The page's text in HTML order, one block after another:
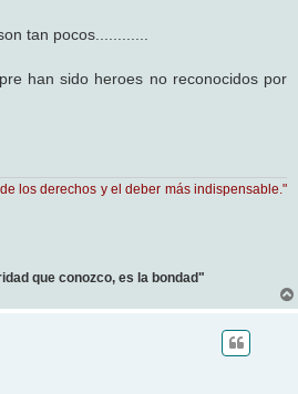
tan pocos............
han sido heroes no reconocidos por
los derechos y el deber más indispensable."
que conozco, es la bondad"